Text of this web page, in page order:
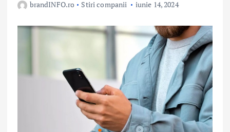
brandINFO.ro Stiri companii iunie 14, 2024